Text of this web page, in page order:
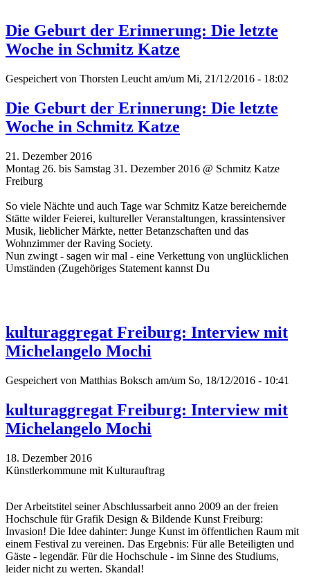
Die Geburt der Erinnerung: Die letzte
Woche in Schmitz Katze
Gespeichert von Thorsten Leucht am/um Mi, 21/12/2016 - 18:02
Die Geburt der Erinnerung: Die letzte
Woche in Schmitz Katze
21. Dezember 2016
Montag 26. bis Samstag 31. Dezember 2016 @ Schmitz Katze
Freiburg
So viele Nächte und auch Tage war Schmitz Katze bereichernde
Stätte wilder Feierei, kultureller Veranstaltungen, krassintensiver
Musik, lieblicher Märkte, netter Betanzschaften und das
Wohnzimmer der Raving Society.
Nun zwingt - sagen wir mal - eine Verkettung von unglücklichen
Umständen (Zugehöriges Statement kannst Du
kulturaggregat Freiburg: Interview mit
Michelangelo Mochi
Gespeichert von Matthias Boksch am/um So, 18/12/2016 - 10:41
kulturaggregat Freiburg: Interview mit
Michelangelo Mochi
18. Dezember 2016
Künstlerkommune mit Kulturauftrag
Der Arbeitstitel seiner Abschlussarbeit anno 2009 an der freien
Hochschule für Grafik Design & Bildende Kunst Freiburg:
Invasion! Die Idee dahinter: Junge Kunst im öffentlichen Raum mit
einem Festival zu vereinen. Das Ergebnis: Für alle Beteiligten und
Gäste - legendär. Für die Hochschule - im Sinne des Studiums,
leider nicht zu werten. Skandal!